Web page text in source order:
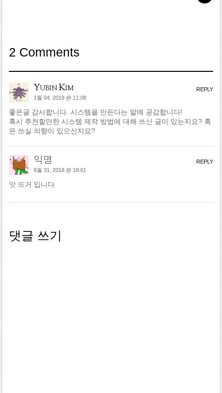
2 Comments
Yubin Kim
1월 04, 2019 @ 11:08
좋은글 감사합니다. 시스템을 만든다는 말에 공감합니다!
혹시 추천할만한 시스템 제작 방법에 대해 쓰신 글이 있는지요? 혹
은 쓰실 의향이 있으신지요?
REPLY
익명
8월 31, 2018 @ 18:01
앗 뜨거 입니다
REPLY
댓글 쓰기